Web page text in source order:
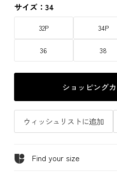
サイズ：34
32P 34P
36 38
ショッピング
ウィッシュリストに追加
Find your size